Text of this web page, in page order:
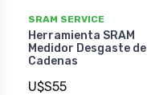
SRAM SERVICE
Herramienta SRAM
Medidor Desgaste de
Cadenas
U$S55